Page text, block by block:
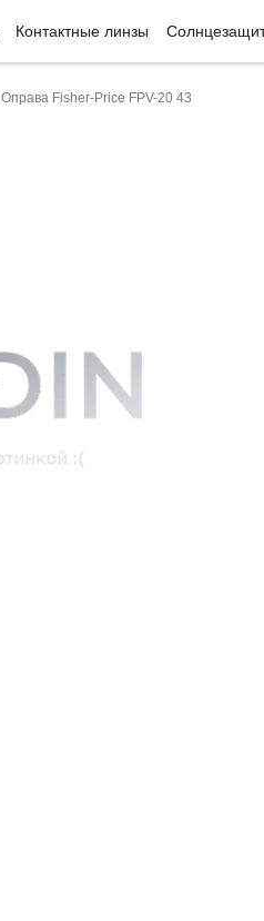
Контактные линзы
Оправа Fisher-Price FPV-20 43